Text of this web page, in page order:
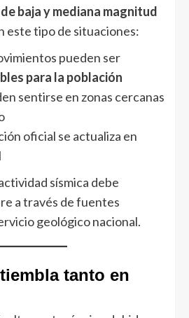
baja y mediana magnitud
este tipo de situaciones:
pueden ser
para la población
sentirse en zonas cercanas
oficial se actualiza en
sísmica debe
a través de fuentes
geológico nacional.
tanto en